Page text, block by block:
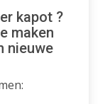
kapot ?
maken
nieuwe